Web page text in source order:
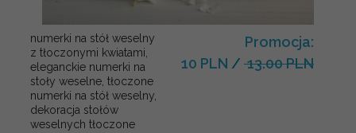
numerki na stół weselny
z tłoczonymi kwiatami,
eleganckie numerki na
stoły weselne, tłoczone
numerki na stół weselny,
dekoracja stołów
weselnych tłoczone
Promocja:
10 PLN / 13.00 PLN